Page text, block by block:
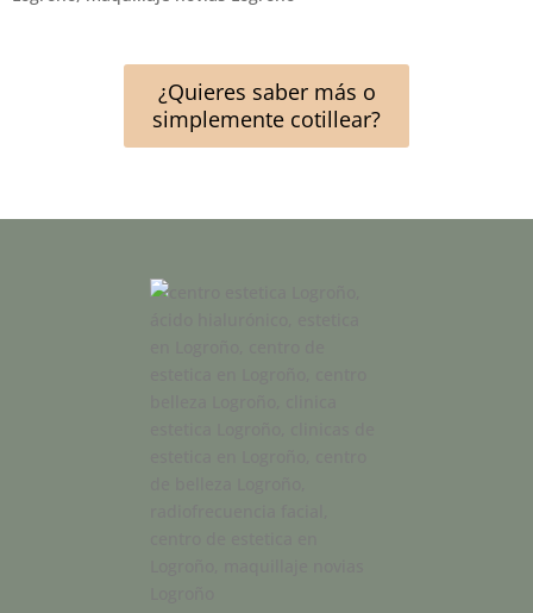
¿Quieres saber más o
simplemente cotillear?